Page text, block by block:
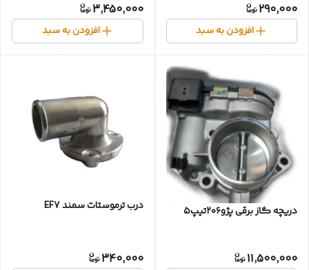
290,000
افزودن به سبد
3,450,000
افزودن به سبد
دریچه گاز برقی پژو۲۰۶تیپ۵
11,500,000
درب ترموستات سمند EF7
340,000